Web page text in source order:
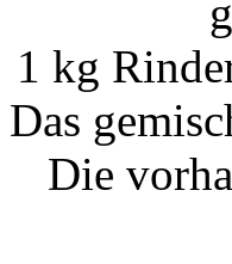
1 kg
Das
Die